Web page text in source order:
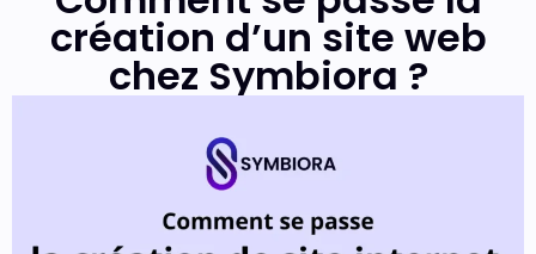
création d’un site web
chez Symbiora ?